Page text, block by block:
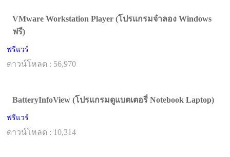
VMware Workstation Player (โปรแกรมจำลอง Windows
ฟรี)
ฟรีแวร์
ดาวน์โหลด : 56,970
BatteryInfoView (โปรแกรมดูแบตเตอรี่ Notebook Laptop)
ฟรีแวร์
ดาวน์โหลด : 10,314